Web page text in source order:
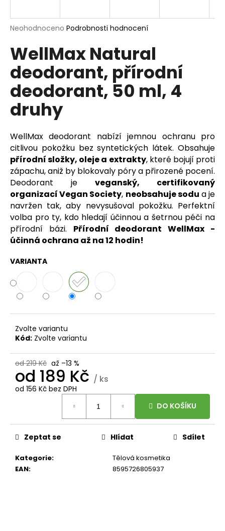
Průměrné
produktu
je
0,0
z
5
hvězdiček.
Neohodnoceno Podrobnosti hodnocení
WellMax Natural
deodorant, přírodní
deodorant, 50 ml, 4
druhy
WellMax deodorant nabízí jemnou ochranu pro
citlivou pokožku bez syntetických látek. Obsahuje
přírodní složky, oleje a extrakty, které bojují proti
zápachu, aniž by blokovaly póry a přirozené pocení.
Deodorant je veganský, certifikovaný
organizací Vegan Society, neobsahuje sodu a je
navržen tak, aby nevysušoval pokožku. Perfektní
volba pro ty, kdo hledají účinnou a šetrnou péči na
přírodní bázi. Přírodní deodorant WellMax -
účinná ochrana až na 12 hodin!
VARIANTA
Zvolte variantu
Kód: Zvolte variantu
od 219 Kč až –13 %
od 189 Kč / ks
od 156 Kč bez DPH
DO KOŠÍKU
Kategorie:
Tělová kosmetika
EAN: 8595726805937
Zeptat se Hlídat Sdílet
j
t
?
D
o
p
o
r
u
č
u
e
e
BRAINMAX
D3
&
D3
4000
K2
ROSTLINNÝCH
VYSOKÁ
D3
PATENTOVANÁ